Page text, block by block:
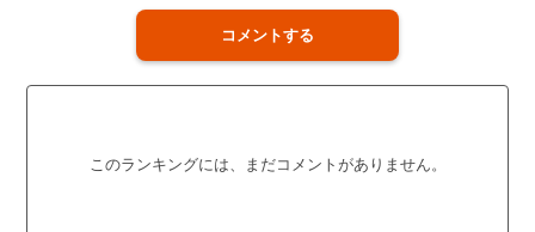
コメントする
このランキングには、まだコメントがありません。